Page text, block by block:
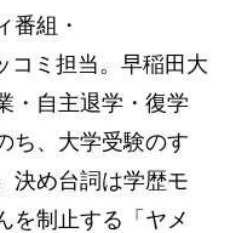
番組・
コミ担当。早稲田大
・自主退学・復学
ち、大学受験のす
決め台詞は学歴モ
を制止する「ヤメ